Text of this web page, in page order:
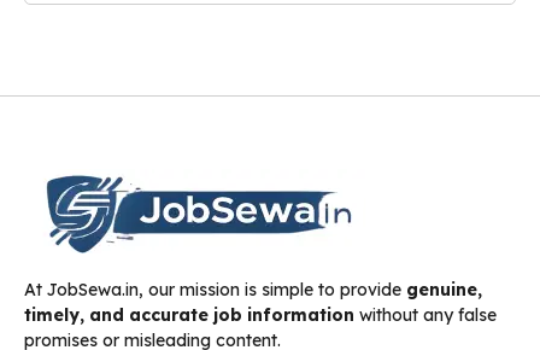
At JobSewa.in, our mission is simple to provide genuine,
timely, and accurate job information without any false
promises or misleading content.